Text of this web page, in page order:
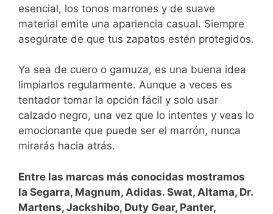
esencial, los tonos marrones y de suave
material emite una apariencia casual. Siempre
asegúrate de que tus zapatos estén protegidos.
Ya sea de cuero o gamuza, es una buena idea
limpiarlos regularmente. Aunque a veces es
tentador tomar la opción fácil y solo usar
calzado negro, una vez que lo intentes y veas lo
emocionante que puede ser el marrón, nunca
mirarás hacia atrás.
Entre las marcas más conocidas mostramos
la Segarra, Magnum, Adidas. Swat, Altama, Dr.
Martens, Jackshibo, Duty Gear, Panter,